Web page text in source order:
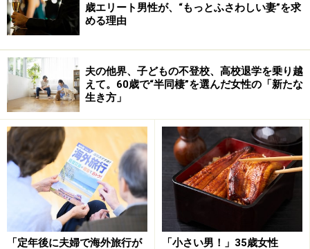
うことなのだろうか。
フランスのマクロン大統領は、1977年12月生まれの47
歳、妻のブリジットさんは1953年4月生まれの72歳。現
在の年の差は25歳だ。2007年に29歳と54歳で結婚した
が、出会いはブリジットさんが教師をしているときの教
え子が彼で、しかも彼女の娘の同級生だったという。
日本のプロ野球界で活躍したペタジーニ選手は25歳年上
の女性と結婚していたが、彼女もまた彼の友達の母親だ
った。
歳エリート男性が、“もっとふさわしい妻”を求
める理由
夫の他界、子どもの不登校、高校退学を乗り越
えて。60歳で“半同棲”を選んだ女性の「新たな
生き方」
「定年後に夫婦で海外旅行が
「小さい男！」35歳女性